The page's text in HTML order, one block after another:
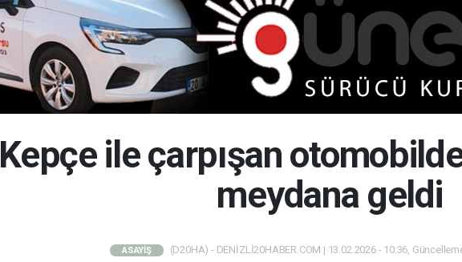
Kepçe ile çarpışan
meydana geldi
ASAYİŞ (D20HA) - DENİZLİ20HABER.COM | 13.02.2026 - 10:36,